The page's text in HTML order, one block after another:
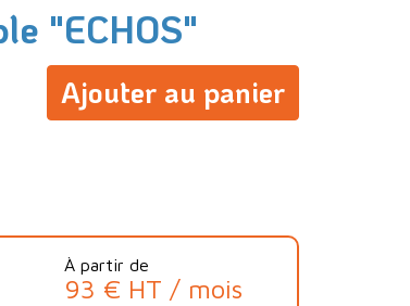
"ECHOS"
Ajouter au panier
À partir de
93 € HT / mois